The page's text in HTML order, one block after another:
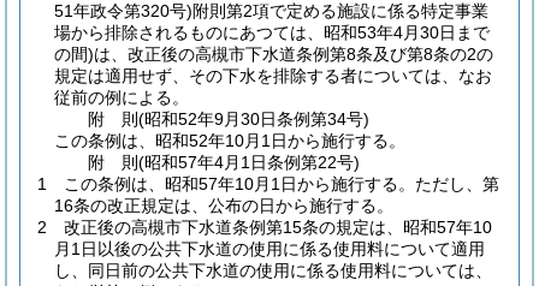
51年政令第320号)附則第2項で定める施設に係る特定事業
場から排除されるものにあつては、昭和53年4月30日まで
の間)は、改正後の高槻市下水道条例第8条及び第8条の2の
規定は適用せず、その下水を排除する者については、なお
従前の例による。
附 則(昭和52年9月30日条例第34号)
この条例は、昭和52年10月1日から施行する。
附 則(昭和57年4月1日条例第22号)
1
この条例は、昭和57年10月1日から施行する。 ただし、第
16条の改正規定は、公布の日から施行する。
2
改正後の高槻市下水道条例第15条の規定は、昭和57年10
月1日以後の公共下水道の使用に係る使用料について適用
し、同日前の公共下水道の使用に係る使用料については、